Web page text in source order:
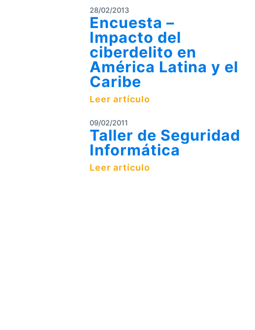
28/02/2013
Encuesta –
Impacto del
ciberdelito en
América Latina y el
Caribe
Leer artículo
09/02/2011
Taller de Seguridad
Informática
Leer artículo